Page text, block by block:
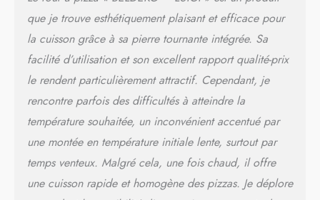
extérieur, sur terrasse ou
jardin.
Corps acier
thermolaqué haute
température + pieds
rétractables : design robuste
et utilisable aussi bien en
extérieur que sur plan de
et transportable (55 × 70 ×
36 cm - pieds ouverts) :
idéal pour installation rapide
et facile.
Sécurité
incluse : thermocouple
que je trouve esthétiquement plaisant et efficace pour
la cuisson grâce à sa pierre tournante intégrée. Sa
facilité d’utilisation et son excellent rapport qualité-prix
le rendent particulièrement attractif. Cependant, je
rencontre parfois des difficultés à atteindre la
température souhaitée, un inconvénient accentué par
une montée en température initiale lente, surtout par
temps venteux. Malgré cela, une fois chaud, il offre
une cuisson rapide et homogène des pizzas. Je déplore